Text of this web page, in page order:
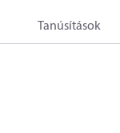
Tanúsítások